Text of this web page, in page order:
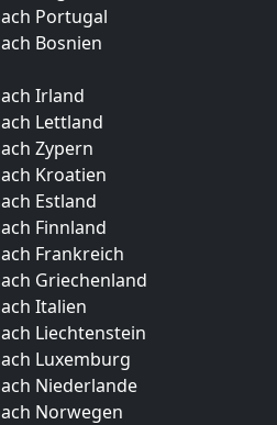
Portugal
Bosnien
Irland
Lettland
Zypern
Kroatien
Estland
Finnland
Frankreich
Griechenland
Italien
Liechtenstein
Luxemburg
Niederlande
Norwegen